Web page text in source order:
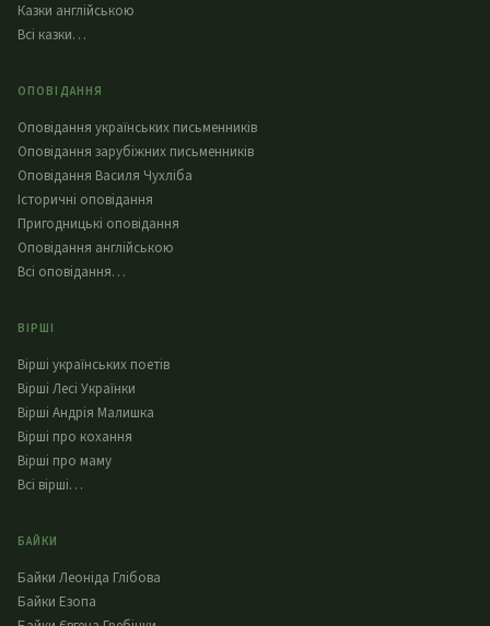
Казки англійською
Всі казки…
ОПОВІДАННЯ
Оповідання українських письменників
Оповідання зарубіжних письменників
Оповідання Василя Чухліба
Історичні оповідання
Пригодницькі оповідання
Оповідання англійською
Всі оповідання…
ВІРШІ
Вірші українських поетів
Вірші Лесі Українки
Вірші Андрія Малишка
Вірші про кохання
Вірші про маму
Всі вірші…
БАЙКИ
Байки Леоніда Глібова
Байки Езопа